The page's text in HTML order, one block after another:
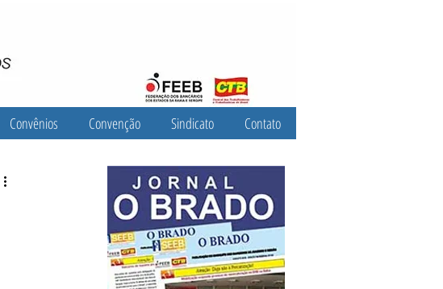
Convênios Convenção Sindicato Contato